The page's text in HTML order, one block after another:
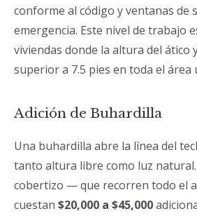
conforme al código y ventanas de
emergencia. Este nivel de trabajo
viviendas donde la altura del ático
superior a 7.5 pies en toda el área
Adición de Buhardilla
Una buhardilla abre la línea del
tanto altura libre como luz
cobertizo — que recorren todo el
cuestan $20,000 a $45,000